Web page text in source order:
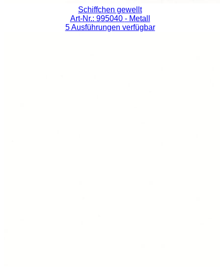
Schiffchen gewellt
Art-Nr.: 995040 - Metall
5 Ausführungen verfügbar